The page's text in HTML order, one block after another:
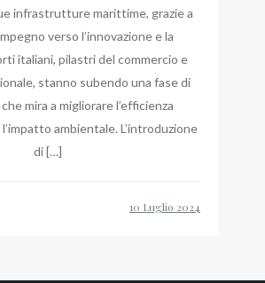
infrastrutture marittime, grazie a
verso l’innovazione e la
italiani, pilastri del commercio e
stanno subendo una fase di
mira a migliorare l’efficienza
ambientale. L’introduzione
di […]